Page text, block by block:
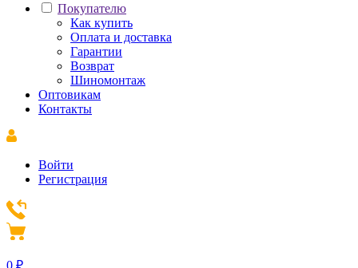
Покупателю
Как купить
Оплата и доставка
Гарантии
Возврат
Шиномонтаж
Оптовикам
Контакты
Войти
Регистрация
0 ₽